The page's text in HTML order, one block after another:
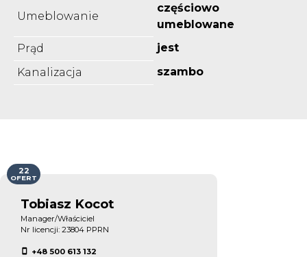
Umeblowanie
częściowo
umeblowane
Prąd
jest
Kanalizacja
szambo
Tobiasz Kocot
Manager/Właściciel
Nr licencji: 23804 PPRN
+48 500 613 132
22
OFERT